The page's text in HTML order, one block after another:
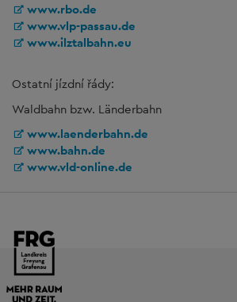
www.rbo.de
www.vlp-passau.de
www.ilztalbahn.eu
Ostatní jízdní řády:
Waldbahn bzw. Länderbahn
www.laenderbahn.de
www.bahn.de
www.vld-online.de